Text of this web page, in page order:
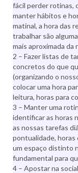
fácil perder rotinas,
manter hábitos e
matinal, a hora das
trabalhar são
mais aproximada da
2 – Fazer listas de
concretos do que
(organizando o
colocar uma hora
leitura, horas para
3 – Manter uma
identificar as horas
as nossas tarefas
pontualidade, horas
um espaço distinto
fundamental para
4 – Apostar na